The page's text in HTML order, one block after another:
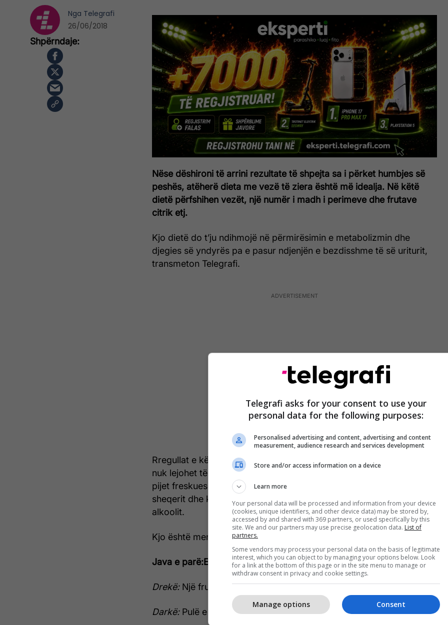
Nëse dëshironi të arrini rezultate të shpejta sa i përket humbjes së
peshës, atëherë dieta me vezë të ziera është më idealja. Në këtë
dietë përfshihen vezët, një numër i madh i perimeve dhe frutave
citrik etj.
Kjo dietë do t’ju ndihmojë në përmirësimin e metabolizmin dhe
djegies së yndyrës pa e pasur ndjenjën e bezdisshme të së uriturit,
transmeton Telegrafi.
Rregullat e kësaj diete janë shumë të thjeshta. Si në çdo dietë tjetër,
nuk lejohet të hani ‘mbeturina’, siç janë: hamburgerët, gjërat e ëmbla,
pijet freskuese etj. Është e nevojshme të kufizohet konsumimi i
sheqerit dhe kripës, si dhe të shmanget tërësisht konsumimi i
alkoolit.
Kjo është menyja juaj për dy javët e ardhshme. Shijojeni!
Java e parë:E hënë:Mëngjes:Dy vezë të ziera dhe një fryt citrik
Drekë: Një frut dhe dy rriska bukë me miell të pasitur
Darkë:Pulë e gatuar dhe sallatë e madhe
Nga Telegrafi
26/06/2018
Telegrafi asks for your consent to use your
personal data for the following purposes:
Personalised advertising and content, advertising and content
measurement, audience research and services development
Store and/or access information on a device
Learn more
Your personal data will be processed and information from your device
(cookies, unique identifiers, and other device data) may be stored by,
accessed by and shared with 369 partners, or used specifically by this
site. We and our partners may use precise geolocation data. List of
partners.
Some vendors may process your personal data on the basis of legitimate
interest, which you can object to by managing your options below. Look
for a link at the bottom of this page or in the site menu to manage or
withdraw consent in privacy and cookie settings.
Consent
Manage options